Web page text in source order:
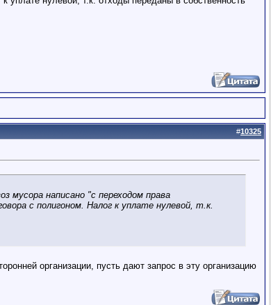
#10325
мусора написано "с переходом права
с полигоном. Налог к уплате нулевой, т.к.
организации, пусть дают запрос в эту организацию